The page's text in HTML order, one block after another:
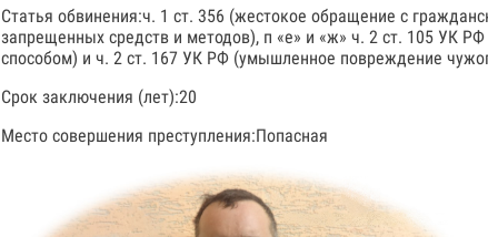
Статья обвинения:ч. 1 ст. 356 (жестокое обращение с
запрещенных средств и методов), п «е» и «ж» ч. 2 ст. 105 УК
способом) и ч. 2 ст. 167 УК РФ (умышленное повреждение
Cрок заключения (лет):20
Место совершения преступления:Попасная